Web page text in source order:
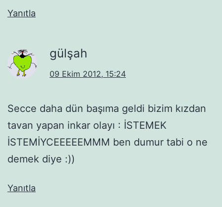
Yanıtla
gülşah
09 Ekim 2012, 15:24
Secce daha dün başıma geldi bizim kızdan
tavan yapan inkar olayı : İSTEMEK
İSTEMİYCEEEEEMMM ben dumur tabi o ne
demek diye :))
Yanıtla